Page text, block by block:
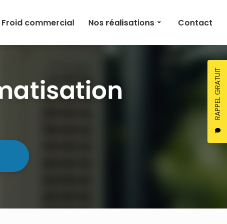
RAPPEL GRATUIT
Froid commercial Nos réalisations
Climatisation
Ventilation
Contact